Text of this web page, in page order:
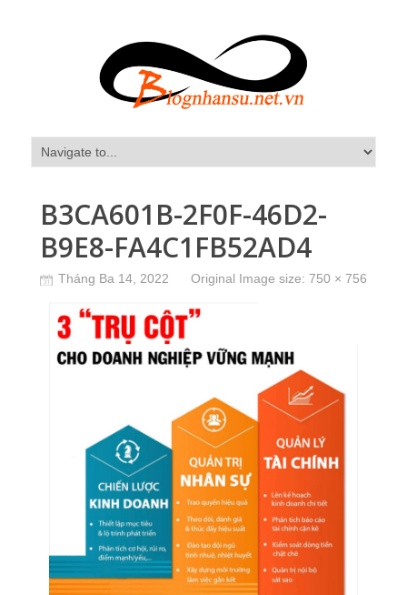
B3CA601B-2F0F-46D2-
B9E8-FA4C1FB52AD4
Tháng Ba 14, 2022 Original Image size: 750 × 756